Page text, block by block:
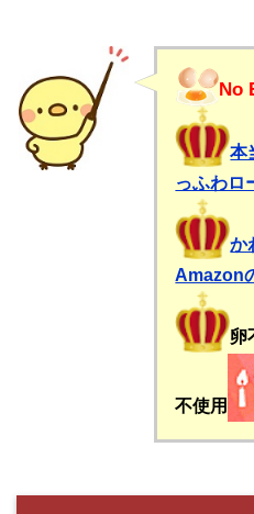
No
本
っふわロ
か
Amazon
卵
不使用